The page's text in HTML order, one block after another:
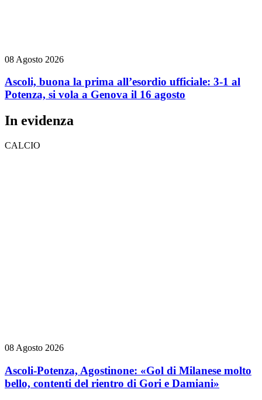
08 Agosto 2026
Ascoli, buona la prima all’esordio ufficiale: 3-1 al
Potenza, si vola a Genova il 16 agosto
In evidenza
CALCIO
08 Agosto 2026
Ascoli-Potenza, Agostinone: «Gol di Milanese molto
bello, contenti del rientro di Gori e Damiani»